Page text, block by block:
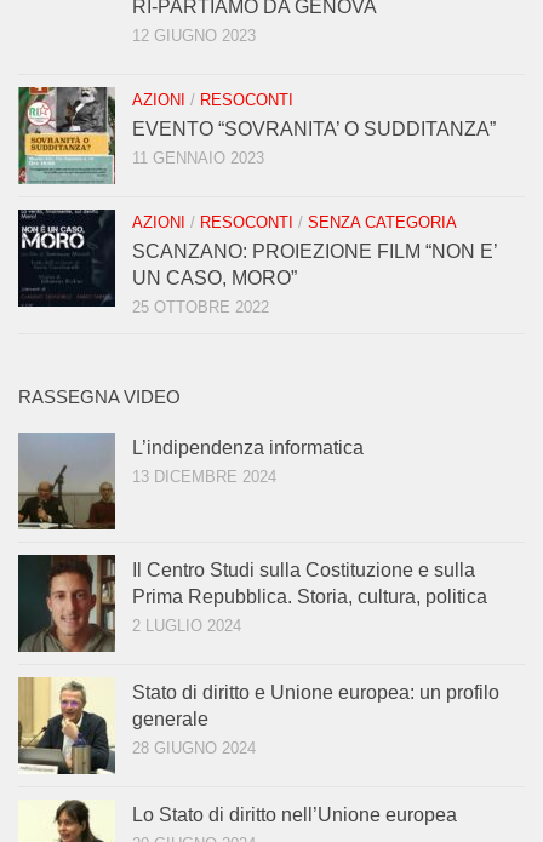
RI-PARTIAMO DA GENOVA
12 GIUGNO 2023
AZIONI / RESOCONTI
EVENTO “SOVRANITA’ O SUDDITANZA”
11 GENNAIO 2023
AZIONI / RESOCONTI / SENZA CATEGORIA
SCANZANO: PROIEZIONE FILM “NON E’
UN CASO, MORO”
25 OTTOBRE 2022
RASSEGNA VIDEO
L’indipendenza informatica
13 DICEMBRE 2024
Il Centro Studi sulla Costituzione e sulla
Prima Repubblica. Storia, cultura, politica
2 LUGLIO 2024
Stato di diritto e Unione europea: un profilo
generale
28 GIUGNO 2024
Lo Stato di diritto nell’Unione europea